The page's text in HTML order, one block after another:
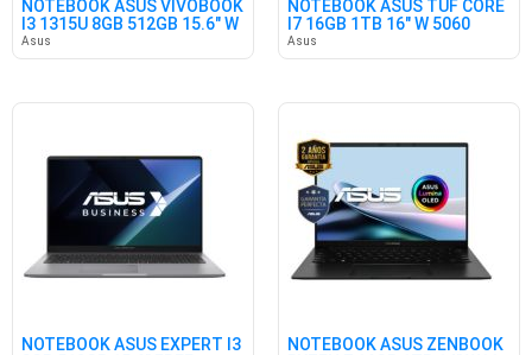
NOTEBOOK ASUS VIVOBOOK
I3 1315U 8GB 512GB 15.6" W
Asus
NOTEBOOK ASUS TUF CORE
I7 16GB 1TB 16" W 5060
Asus
NOTEBOOK ASUS EXPERT I3
NOTEBOOK ASUS ZENBOOK